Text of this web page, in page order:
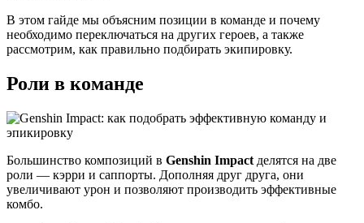
В этом гайде мы объясним позиции в команде и почему
необходимо переключаться на других героев, а также
рассмотрим, как правильно подбирать экипировку.
Роли в команде
Большинство композиций в Genshin Impact делятся на две
роли — кэрри и саппорты. Дополняя друг друга, они
увеличивают урон и позволяют производить эффективные
комбо.